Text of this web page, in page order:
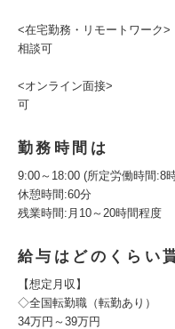
<在宅勤務・リモートワーク>
相談可
<オンライン面接>
可
勤務時間は
9:00～18:00 (所定労働時間:8
休憩時間:60分
残業時間:月10～20時間程度
給与はどのくらい
【想定月収】
◇全国転勤職（転勤あり）
34万円～39万円